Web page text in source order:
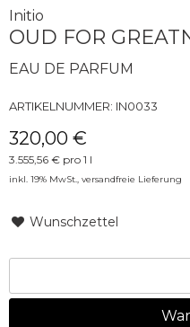
Initio
OUD FOR
EAU DE PARFUM
ARTIKELNUMMER: IN0033
320,00 €
3.555,56 € pro 1 l
inkl. 19% MwSt., versandfreie Lieferung
Wunschzettel